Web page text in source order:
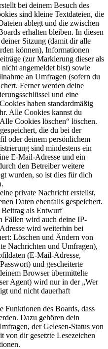
bei deinem Besuch des
sind kleine Textdateien, die
ablegt und die zwischen
erhalten bleiben. In diesen
Sitzung (damit dir alle
können), Informationen
(zur Markierung dieser als
nicht angemeldet bist) sowie
an Umfragen (sofern du
Ferner werden deine
und eine
haben standardmäßig
Alle Cookies kannst du
Cookies löschen“ löschen.
die du bei der
oder deinem persönlichem
sind mindestens ein
E-Mail-Adresse und ein
den Betreiber weitere
wurden, so ist dies für dich
private Nachricht erstellst,
Daten ebenfalls gespeichert.
als Entwurf
Fällen wird auch deine IP-
wird weiterhin bei
Löschen und Ändern von
Nachrichten und Umfragen),
(E-Mail-Adresse,
und gescheiterte
Browser übermittelte
Agent) wird nur in der „Wer
und nicht dauerhaft
Funktionen des Boards, dass
Dazu gehören dein
der Gelesen-Status von
von dir gesetzte Lesezeichen